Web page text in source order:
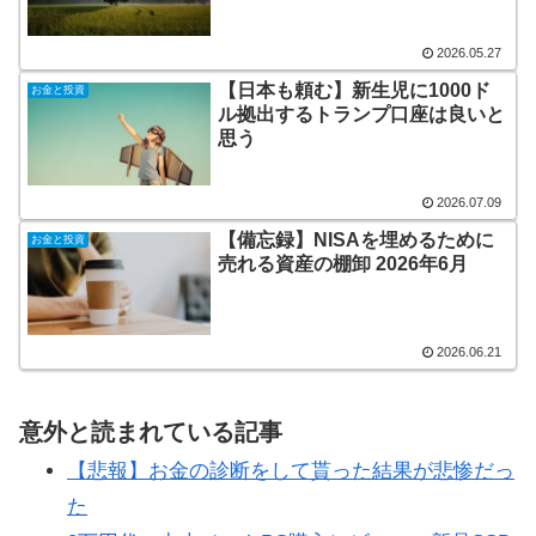
2026.05.27
お金と投資
【日本も頼む】新生児に1000ド
ル拠出するトランプ口座は良いと
思う
2026.07.09
お金と投資
【備忘録】NISAを埋めるために
売れる資産の棚卸 2026年6月
2026.06.21
意外と読まれている記事
【悲報】お金の診断をして貰った結果が悲惨だっ
た